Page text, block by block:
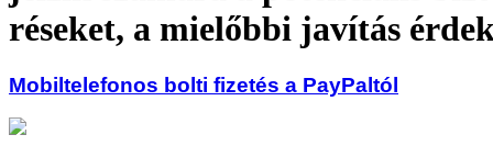
réseket, a mielőbbi javítás
Mobiltelefonos bolti fizetés a PayPaltól